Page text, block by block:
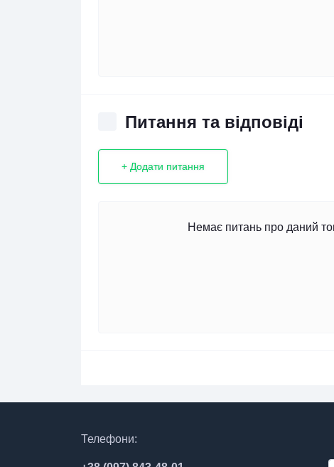
Питання та відповіді
+ Додати питання
Немає питань про даний
Телефони: